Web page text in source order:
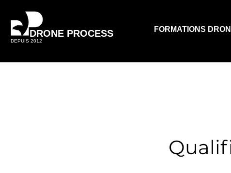
DRONE PROCESS
DEPUIS 2012
FORMATIONS